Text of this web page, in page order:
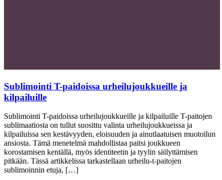
Sublimointi T-paidoissa urheilujoukkueille ja
kilpailuille
Sublimointi T-paidoissa urheilujoukkueille ja kilpailuille T-paitojen
sublimaatiosta on tullut suosittu valinta urheilujoukkueissa ja
kilpailuissa sen kestävyyden, eloisuuden ja ainutlaatuisen muotoilun
ansiosta. Tämä menetelmä mahdollistaa paitsi joukkueen
korostamisen kentällä, myös identiteetin ja tyylin säilyttämisen
pitkään. Tässä artikkelissa tarkastellaan urheilu-t-paitojen
sublimoinnin etuja, […]